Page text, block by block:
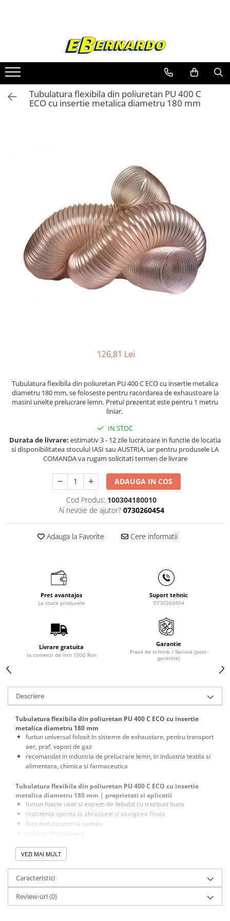
Prelucrare metal
Fierastraie pentru metal
Ferastraie mobile pentru metal
Fierastraie prelucrare metal
Ferastraie metal cu banda si taiere
Ferastraie prelucrare metal cu
banda si taiere dubla
Ferastraie verticale
Strunguri pentru metal
Strunguri CNC
Strunguri cu cutie de viteze
Strunguri cu surub de ghidare
Masini de gaurit
Masini de gaurit - Vario - cu masa
Masini de gaurit cu angrenaj, masa
si coloana
Masini de gaurit cu coloana
Masini de gaurit cu coloana si cap
Masini de gaurit cu coloana si
curea de distributie
Masini de gaurit cu masa
Masini de gaurit cu stand si
Masini de gaurit cu freza
Masini de frezat universale
Centre de prelucrare verticale CNC
Masini de frezat multifunctionale
Masini de frezat universale SERVO
Masini de frezat verticale
Masini de slefuit metal
Masini de ascutit burghie
Masini de lustruit
Masini de polizat bavuri cu perii
Masini de rectificat plan
Masini de rectificat plan
Masini de rectificat rotund
Masini de satinat
Masini de slefuit combinate
Masini de slefuit cu banda
Masini de slefuit cu disc
Masini de slefuit cu mediu umed si
Masini de slefuit cutite de gravat
Masini de tesit
Masini pentru slefuit tevi
Masini universale de ascutit
Polizoare de banc
Tubulatura flexibila din poliuretan PU 400 C
ECO cu insertie metalica diametru 180 mm
126,81 Lei
Tubulatura flexibila din poliuretan PU 400 C ECO cu insertie metalica
diametru 180 mm, se foloseste pentru racordarea de exhaustoare la
masini unelte prelucrare lemn. Pretul prezentat este pentru 1 metru
liniar.
IN STOC
Durata de livrare: estimativ 3 - 12 zile lucratoare in functie de locatia
si disponibilitatea stocului IASI sau AUSTRIA, iar pentru produsele LA
COMANDA va rugam solicitati termen de livrare
ADAUGA IN COS
Cod Produs: 100304180010
Ai nevoie de ajutor? 0730260454
Adauga la Favorite Cere informatii
Pret avantajos
La toate produsele
Suport tehnic
0730260454
Livrare gratuita
la comenzi de min 1000 Ron
Garantie
Piese de schimb / Service (post-
garantie)
Descriere
Tubulatura flexibila din poliuretan PU 400 C ECO cu insertie
metalica diametru 180 mm
furtun universal folosit in sisteme de exhaustare, pentru transport
aer, praf, vapori de gaz
recomandat in industria de prelucrare lemn, in industria textila si
alimentara, chimica si farmaceutica
Tubulatura flexibila din poliuretan PU 400 C ECO cu insertie
metalica diametru 180 mm | proprietati si aplicatii
furtun foarte usor si extrem de felixibil cu tractiuni buna
rezistenta sporita la abraziune si alungirea finala
fara dedurizatori si cadmiu
culoare: transparent
versiune rezistenta la microbi si hidroliza
sprirala de otel placata cu cupru incorporata in perete
Tubulatura flexibila din poliuretan PU 400 C ECO cu insertie
metalica diametru 180 mm | temperatura de lucru
-40°C +90°C
+125°C pe termen scurt
VEZI MAI MULT
Caracteristici
Review-uri(0)